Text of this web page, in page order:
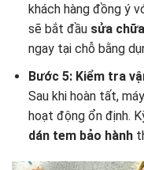
khách hàng đồng ý
sẽ bắt đầu sửa
ngay tại chỗ bằng
Bước 5: Kiểm tra
Sau khi hoàn tất,
hoạt động ổn định.
dán tem bảo hành